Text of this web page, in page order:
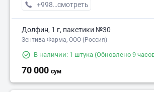
+998 (55) XXX-XX-XX
смотреть
Долфин, 1 г, пакетики №30
Зентива Фарма, ООО (Россия)
В наличии: 1 штука (Обновлено 9
70 000 сум